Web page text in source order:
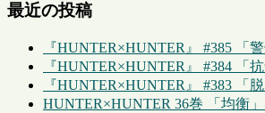
最近の投稿
『HUNTER×HUNTER』 #385 「
『HUNTER×HUNTER』 #384 「
『HUNTER×HUNTER』 #383 「
HUNTER×HUNTER 36巻 「均衡